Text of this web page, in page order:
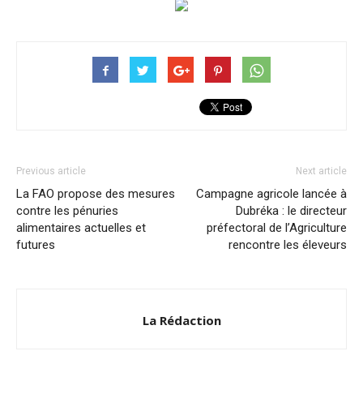
Previous article
La FAO propose des mesures
contre les pénuries
alimentaires actuelles et
futures
Next article
Campagne agricole lancée à
Dubréka : le directeur
préfectoral de l’Agriculture
rencontre les éleveurs
La Rédaction